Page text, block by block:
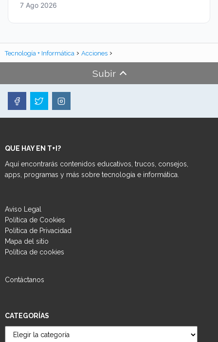
7 Ago 2026
Tecnología + Informática Acciones
Subir
QUE HAY EN T+I?
Aquí encontrarás contenidos educativos, trucos, consejos,
apps, programas y más sobre tecnología e informática.
Aviso Legal
Política de Cookies
Política de Privacidad
Mapa del sitio
Política de cookies
Contáctanos
CATEGORÍAS